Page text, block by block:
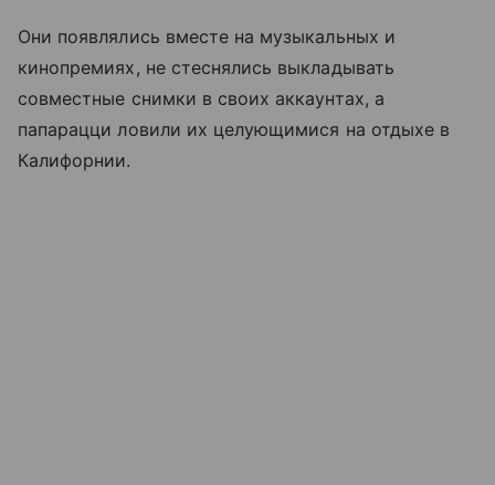
Они появлялись вместе на музыкальных и
кинопремиях, не стеснялись выкладывать
совместные снимки в своих аккаунтах, а
папарацци ловили их целующимися на отдыхе в
Калифорнии.